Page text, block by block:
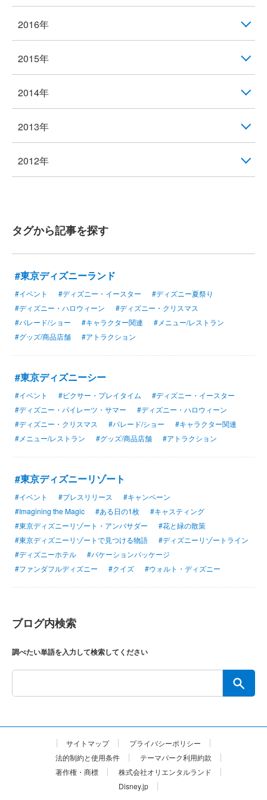
2016年
2015年
2014年
2013年
2012年
タグから記事を探す
#東京ディズニーランド
#イベント #ディズニー・イースター
#ディズニー夏祭り
#ディズニー・ハロウィーン
#ディズニー・クリスマス
#パレード/ショー
#キャラクター関連
#メニュー/レストラン
#グッズ/商品店舗
#アトラクション
#東京ディズニーシー
#イベント #ピクサー・プレイタイム
#ディズニー・イースター
#ディズニー・パイレーツ・サマー
#ディズニー・ハロウィーン
#ディズニー・クリスマス
#パレード/ショー
#キャラクター関連
#メニュー/レストラン
#グッズ/商品店舗 #アトラクション
#東京ディズニーリゾート
#イベント #プレスリリース
#キャンペーン
#Imagining the Magic
#ある日の1枚
#キャスティング
#東京ディズニーリゾート・アンバサダー
#花と緑の散策
#東京ディズニーリゾートで見つける物語
#ディズニーリゾートライン
#ディズニーホテル
#バケーションパッケージ
#ファンダフルディズニー
#クイズ #ウォルト・ディズニー
ブログ内検索
調べたい単語を入力して検索してください
サイトマップ
プライバシーポリシー
法的制約と使用条件
テーマパーク利用約款
著作権・商標
株式会社オリエンタルランド
Disney.jp